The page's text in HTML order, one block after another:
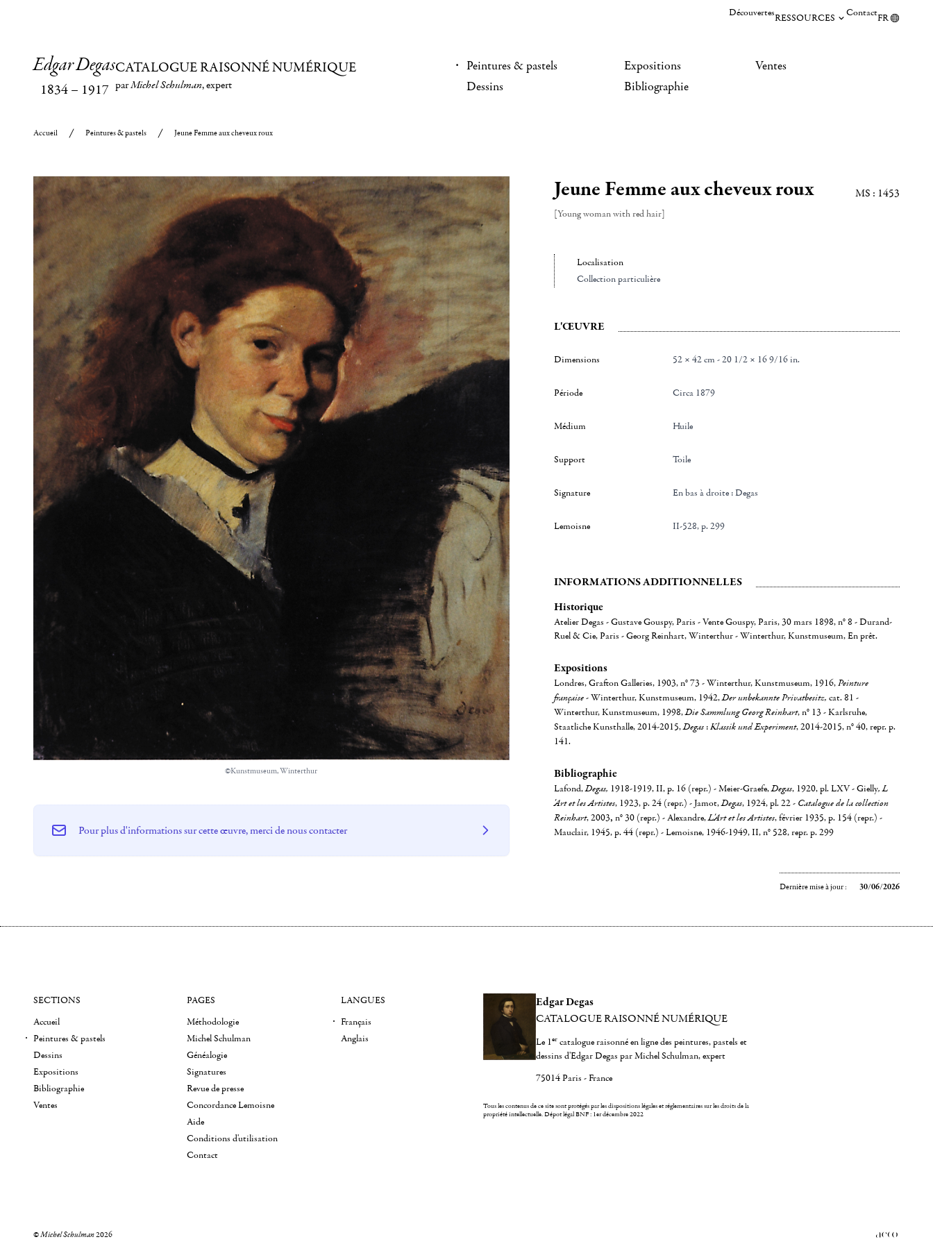
DécouvertesRESSOURCES ContactFR
Edgar Degas
1834– 1917
CATALOGUE RAISONNÉ NUMÉRIQUE
parMichel Schulman, expert
Peintures & pastels
Dessins
Expositions
Bibliographie
Ventes
Accueil Peintures & pastels Jeune Femme aux cheveux roux
©Kunstmuseum, Winterthur
Jeune Femme aux cheveux roux
[Young woman with red hair]
MS : 1453
Localisation
Collection particulière
L'ŒUVRE
Dimensions 52 × 42 cm - 20 1/2 × 16 9/16 in.
Période Circa 1879
Médium Huile
Support Toile
Signature en bas à droite : Degas
Lemoisne II-528, p. 299
INFORMATIONS ADDITIONNELLES
Historique
Atelier Degas - Gustave Gouspy, Paris - Vente Gouspy, Paris, 30 mars 1898, n° 8 - Durand-
Ruel & Cie, Paris - Georg Reinhart, Winterthur - Winterthur, Kunstmuseum, En prêt.
Expositions
Londres, Grafton Galleries, 1903, n° 73 - Winterthur, Kunstmuseum, 1916,Peinture
française- Winterthur, Kunstmuseum, 1942,Der unbekannte Privatbesitz, cat. 81 -
Winterthur, Kunstmuseum, 1998,Die Sammlung Georg Reinhart, n° 13 - Karlsruhe,
Staatliche Kunsthalle, 2014-2015,Degas:Klassik und Experiment, 2014-2015, n° 40, repr. p.
141.
Bibliographie
Lafond,Degas, 1918-1919, II, p. 16 (repr.) - Meier-Graefe,Degas, 1920, pl. LXV - Gielly, L
'Art et les Artistes, 1923, p. 24 (repr.) - Jamot,Degas, 1924, pl. 22 - Catalogue de la collection
Reinhart, 2003, n° 30 (repr.) - Alexandre,L'Art et les Artistes, février 1935, p. 154 (repr.) -
Mauclair, 1945, p. 44 (repr.) - Lemoisne, 1946-1949, II, n° 528, repr. p. 299
Dernière mise à jour : 30/06/2026
Pour plus d'informations sur cette œuvre, merci de nous contacter
Edgar Degas
CATALOGUE RAISONNÉ NUMÉRIQUE
Le 1er catalogue raisonné en ligne des peintures, pastels et
dessins d'Edgar Degas par Michel Schulman, expert
75014 Paris - France
Tous les contenus de ce site sont protégés par les dispositions légales et réglementaires sur les droits de la
propriété intellectuelle.Dépot légal BNF : 1er décembre 2022
SECTIONS
Accueil
Peintures & pastels
Dessins
Expositions
Bibliographie
Ventes
PAGES
Méthodologie
Michel Schulman
Généalogie
Signatures
Revue de presse
Concordance Lemoisne
Aide
Conditions d'utilisation
Contact
LANGUES
Français
Anglais
©Michel Schulman2026